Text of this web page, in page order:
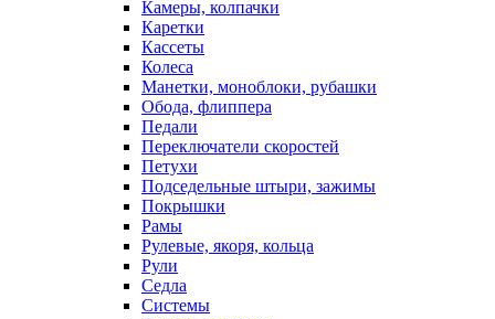
Камеры, колпачки
Каретки
Кассеты
Колеса
Манетки, моноблоки, рубашки
Обода, флиппера
Педали
Переключатели скоростей
Петухи
Подседельные штыри, зажимы
Покрышки
Рамы
Рулевые, якоря, кольца
Рули
Седла
Системы